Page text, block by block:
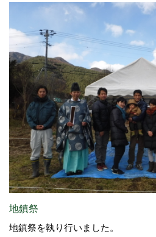
地鎮祭
地鎮祭を執り行いました。